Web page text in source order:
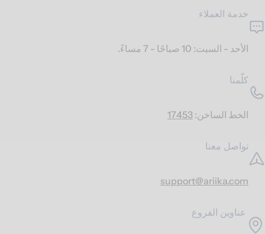
خدمة العملاء
الأحد - السبت: 10 صباحًا - 7 مساءً.
كلّمنا
الخط الساخن: 17453
تواصل معنا
support@ariika.com
عناوين الفروع